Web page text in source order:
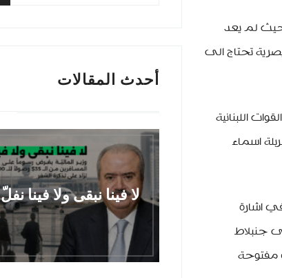
لم يعد
تحتاج الى
اللبنانية
اسماء
اشارة
جنبلاط
مفتوحة
أحدث المقالات
لا فينا نبقى ولا فينا نفلّ